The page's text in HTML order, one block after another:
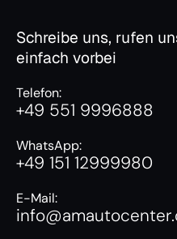
Schreibe uns, rufen
einfach vorbei
Telefon:
+49 551 9996888
WhatsApp:
+49 151 12999980
E-Mail: